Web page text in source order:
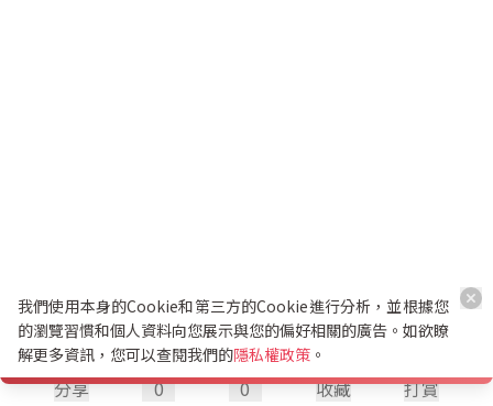
分享 0 0 收藏 打賞
我們使用本身的Cookie和第三方的Cookie進行分析，並根據您
的瀏覽習慣和個人資料向您展示與您的偏好相關的廣告。如欲瞭
解更多資訊，您可以查閱我們的隱私權政策 。